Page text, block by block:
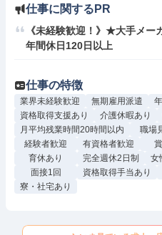
仕事に関するPR
《未経験歓迎！》★大手メー
年間休日120日以上
仕事の特徴
業界未経験歓迎 無期雇用派遣
資格取得支援あり
介護休暇あり
月平均残業時間20時間以内
職場
経験者歓迎
有資格者歓迎
育休あり
完全週休2日制 女
面接1回
資格取得手当あり
寮・社宅あり